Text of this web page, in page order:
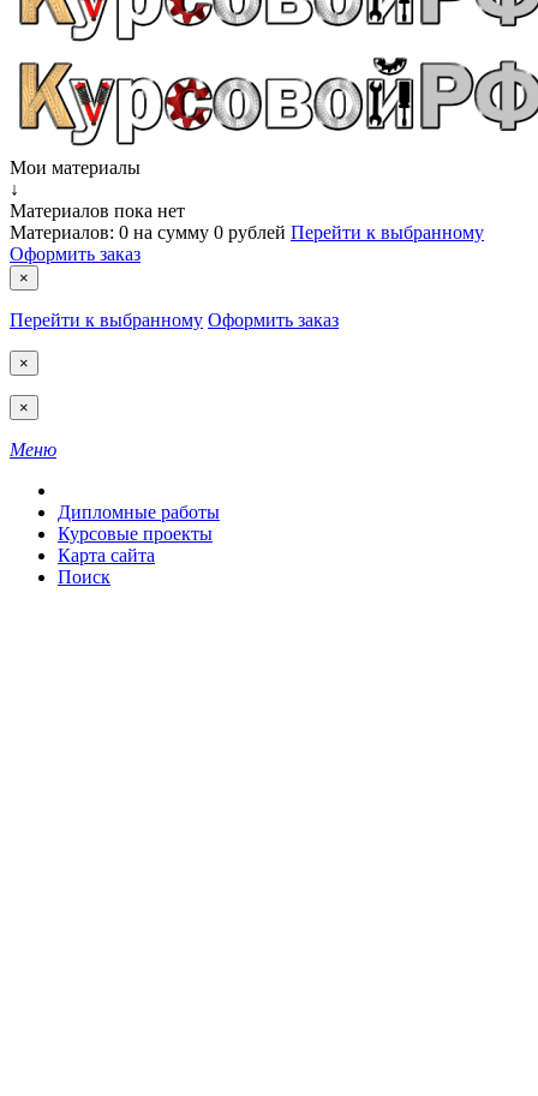
Мои материалы
↓
Материалов пока нет
Материалов: 0 на сумму 0 рублей Перейти к выбранному
Оформить заказ
×
Перейти к выбранному Оформить заказ
×
×
Меню
Дипломные работы
Курсовые проекты
Карта сайта
Поиск